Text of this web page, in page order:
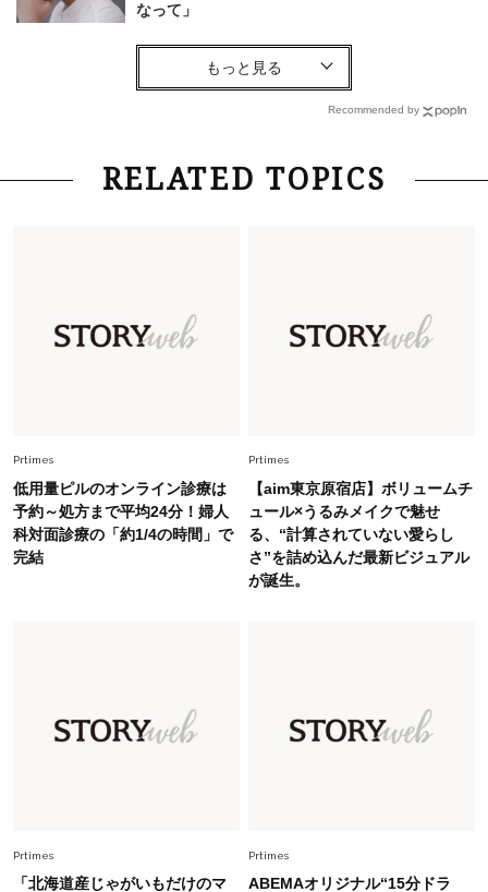
なって」
Lifestyle
「お若いですね」は褒め言葉？“若い＝美しい”と
Lifestyle 2026.8.6
26年夏の【開運アクション】は”ひと拭き”習
を育み中「理想の暮らしよりも今の心地よさを選
んだ」
Fashion 2026.7.16
白黒でもこんなに華やぐ！40代、夏の「甘めト
ップス×パンツ」コーデ〈3選〉
Fashion 2026.5.29
オシャレ40代の【ワンピ＆オールインワン】最
Recommended by
RELATED TOPICS
Prtimes
低用量ピルのオンライン診療は
予約～処方まで平均24分！婦人
科対面診療の「約1/4の時間」で
完結
Prtimes
【aim東京原宿店】ボリュームチ
ュール×うるみメイクで魅せ
る、“計算されていない愛らし
さ”を詰め込んだ最新ビジュアル
が誕生。
Prtimes
「北海道産じゃがいもだけのマ
Prtimes
ABEMAオリジナル“15分ドラ